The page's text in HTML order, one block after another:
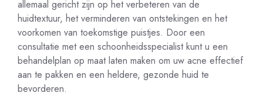
allemaal gericht zijn op het verbeteren van de
huidtextuur, het verminderen van ontstekingen en het
voorkomen van toekomstige puistjes. Door een
consultatie met een schoonheidsspecialist kunt u een
behandelplan op maat laten maken om uw acne effectief
aan te pakken en een heldere, gezonde huid te
bevorderen.